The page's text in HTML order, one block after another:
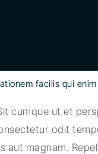
facilis qui
cumque ut et
odit
magnam.